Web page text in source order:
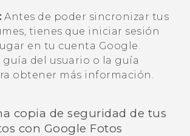
Antes de poder sincronizar tus
tienes que iniciar sesión
en tu cuenta Google.
guía del usuario o la guía
obtener más información.
copia de seguridad de tus
con Google Fotos